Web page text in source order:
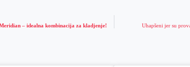
– idealna kombinacija za kladjenje! Uhapšeni jer su